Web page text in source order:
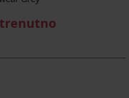
trenutno